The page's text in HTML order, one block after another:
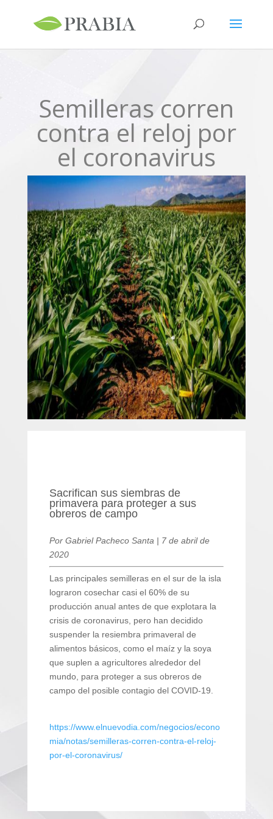
Semilleras corren
contra el reloj por
el coronavirus
Sacrifican sus siembras de
primavera para proteger a sus
obreros de campo
Por Gabriel Pacheco Santa | 7 de abril de
2020
Las principales semilleras en el sur de la isla
lograron cosechar casi el 60% de su
producción anual antes de que explotara la
crisis de coronavirus, pero han decidido
suspender la resiembra primaveral de
alimentos básicos, como el maíz y la soya
que suplen a agricultores alrededor del
mundo, para proteger a sus obreros de
campo del posible contagio del COVID-19.
https://www.elnuevodia.com/negocios/econo
mia/notas/semilleras-corren-contra-el-reloj-
por-el-coronavirus/